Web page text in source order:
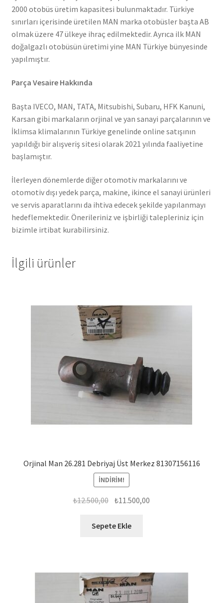
2000 otobüs üretim kapasitesi bulunmaktadır. Türkiye
sınırları içerisinde üretilen MAN marka otobüsler başta AB
olmak üzere 47 ülkeye ihraç edilmektedir. Ayrıca ilk MAN
doğalgazlı otobüsün üretimi yine MAN Türkiye bünyesinde
yapılmıştır.
Parça Vesaire Hakkında
Başta IVECO, MAN, TATA, Mitsubishi, Subaru, HFK Kanuni,
Karsan gibi markaların orjinal ve yan sanayi parçalarının ve
İklimsa klimalarının Türkiye genelinde online satışının
yapıldığı bir alışveriş sitesi olarak 2021 yılında faaliyetine
başlamıştır.
İlerleyen dönemlerde diğer otomotiv markalarını ve
otomotiv dışı yedek parça, makine, ikince el sanayi ürünleri
ve servis aparatlarını da ihtiva edecek şekilde yapılanmayı
hedeflemektedir. Önerileriniz ve işbirliği talepleriniz için
bizimle irtibat kurabilirsiniz.
İlgili ürünler
Orjinal Man 26.281 Debriyaj Üst Merkez 81307156116
İNDIRIM!
₺12.500,00 Orijinal
₺12.500,00.
₺11.500,00
Sepete Ekle